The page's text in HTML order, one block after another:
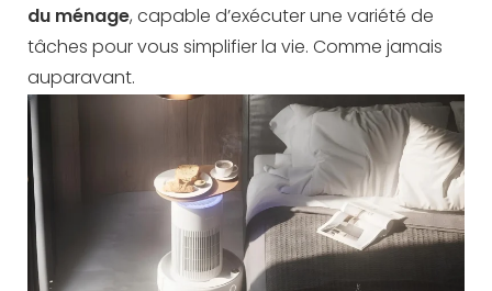
du ménage, capable d’exécuter une variété de
tâches pour vous simplifier la vie. Comme jamais
auparavant.